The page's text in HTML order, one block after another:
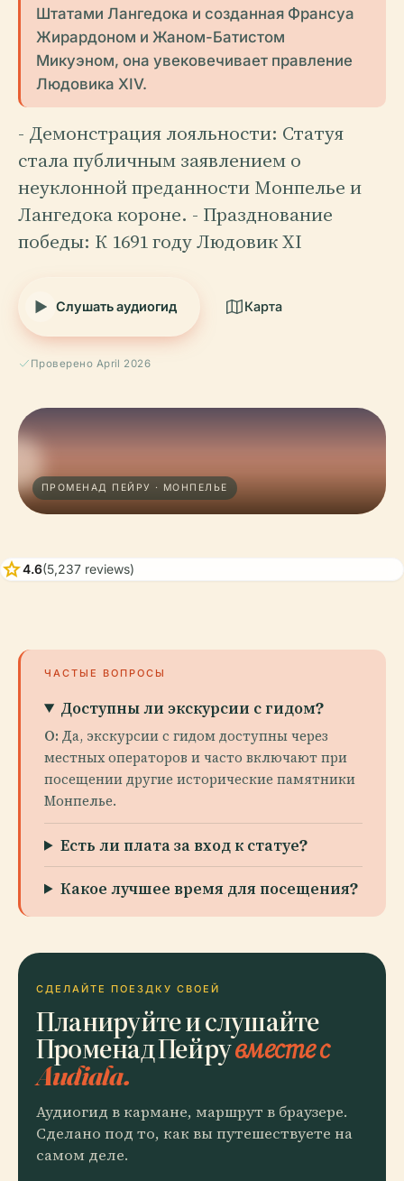
Штатами Лангедока и созданная Франсуа
Жирардоном и Жаном-Батистом
Микуэном, она увековечивает правление
Людовика XIV.
- Демонстрация лояльности: Статуя
стала публичным заявлением о
неуклонной преданности Монпелье и
Лангедока короне. - Празднование
победы: К 1691 году Людовик XI
Слушать аудиогид Карта
Проверено April 2026
ПРОМЕНАД ПЕЙРУ · МОНПЕЛЬЕ
star4.6(5,237 reviews)
ЧАСТЫЕ ВОПРОСЫ
Доступны ли экскурсии с гидом?
О: Да, экскурсии с гидом доступны через
местных операторов и часто включают при
посещении другие исторические памятники
Монпелье.
Есть ли плата за вход к статуе?
Какое лучшее время для посещения?
СДЕЛАЙТЕ ПОЕЗДКУ СВОЕЙ
Планируйте и слушайте
Променад Пейрувместе с
Audiala.
Аудиогид в кармане, маршрут в браузере.
Сделано под то, как вы путешествуете на
самом деле.